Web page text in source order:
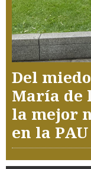
Del
María de
la mejor
en la PAU